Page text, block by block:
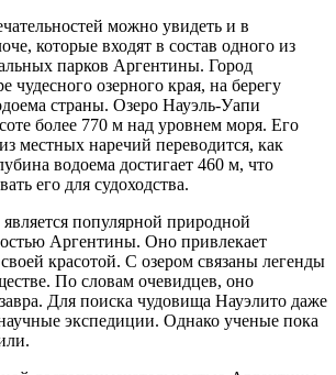
можно увидеть и в
которые входят в состав одного из
парков Аргентины. Город
чудесного озерного края, на берегу
страны. Озеро Науэль-Уапи
более 770 м над уровнем моря. Его
местных наречий переводится, как
водоема достигает 460 м, что
его для судоходства.
популярной природной
Аргентины. Оно привлекает
красотой. С озером связаны легенды
По словам очевидцев, оно
Для поиска чудовища Науэлито даже
экспедиции. Однако ученые пока